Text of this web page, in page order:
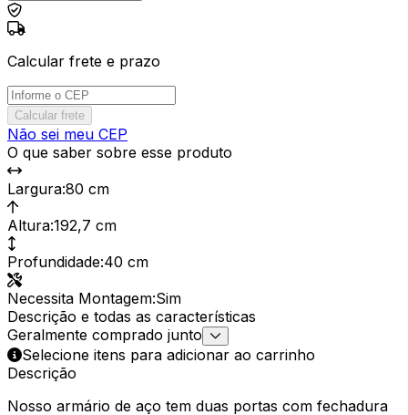
Calcular frete e prazo
Calcular frete
Não sei meu CEP
O que saber sobre esse produto
Largura:80 cm
Altura:192,7 cm
Profundidade:40 cm
Necessita Montagem:Sim
Descrição e todas as características
Geralmente comprado junto
Selecione itens para adicionar ao carrinho
Descrição
Nosso armário de aço tem duas portas com fechadura